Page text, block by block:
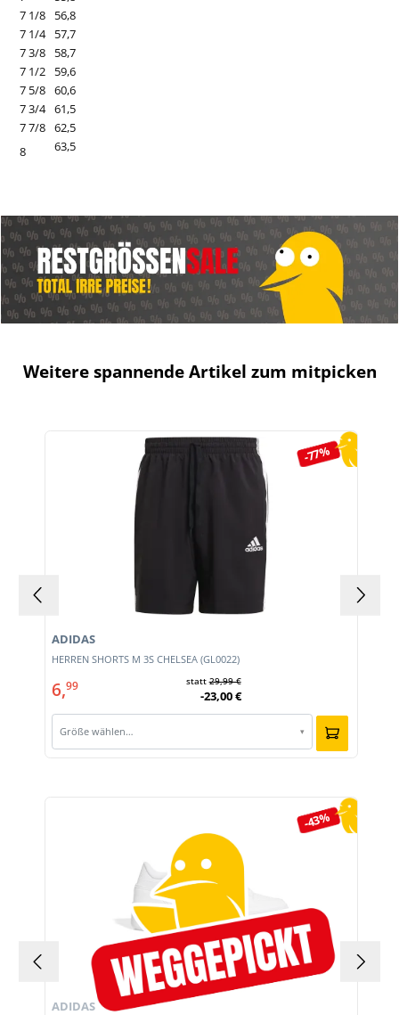
7 1/8
56,8
7 1/4
57,7
7 3/8
58,7
7 1/2
59,6
7 5/8 60,6
7 3/4 61,5
7 7/8 62,5
8
63,5
Weitere spannende Artikel zum mitpicken
Produktgalerie überspringen
-77%
HERREN SHORTS M 3S CHELSEA (GL0022)
ADIDAS
6,99 statt29,99 €
-23,00 €
Größe wählen… ▾
-43%
ADIDAS